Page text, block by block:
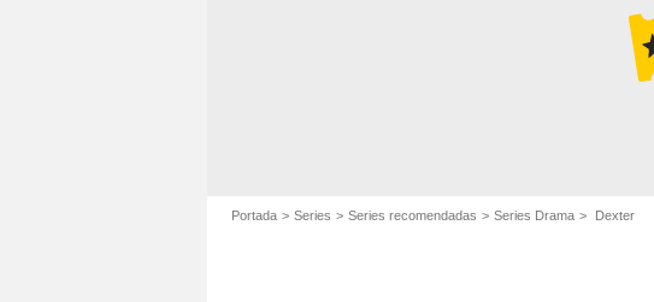
Portada Series Series recomendadas Series Drama Dexter